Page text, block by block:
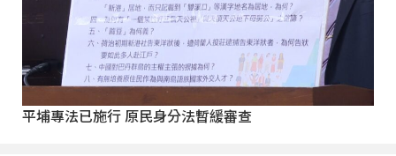
平埔專法已施行 原民身分法暫緩審查